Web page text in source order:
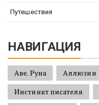
Путешествия
НАВИГАЦИЯ
Аве. Руна Аллюзии
Инстинкт писателя